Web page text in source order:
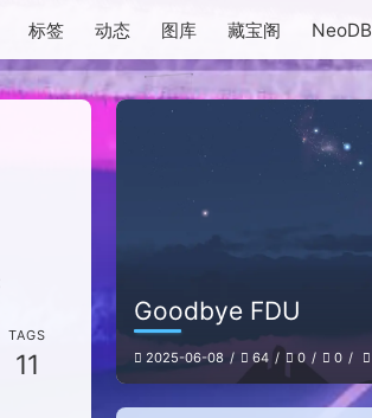
标签 动态 图库 藏宝阁 NeoDB
Goodbye FDU
2025-06-08 64 0 0
TAGS
11